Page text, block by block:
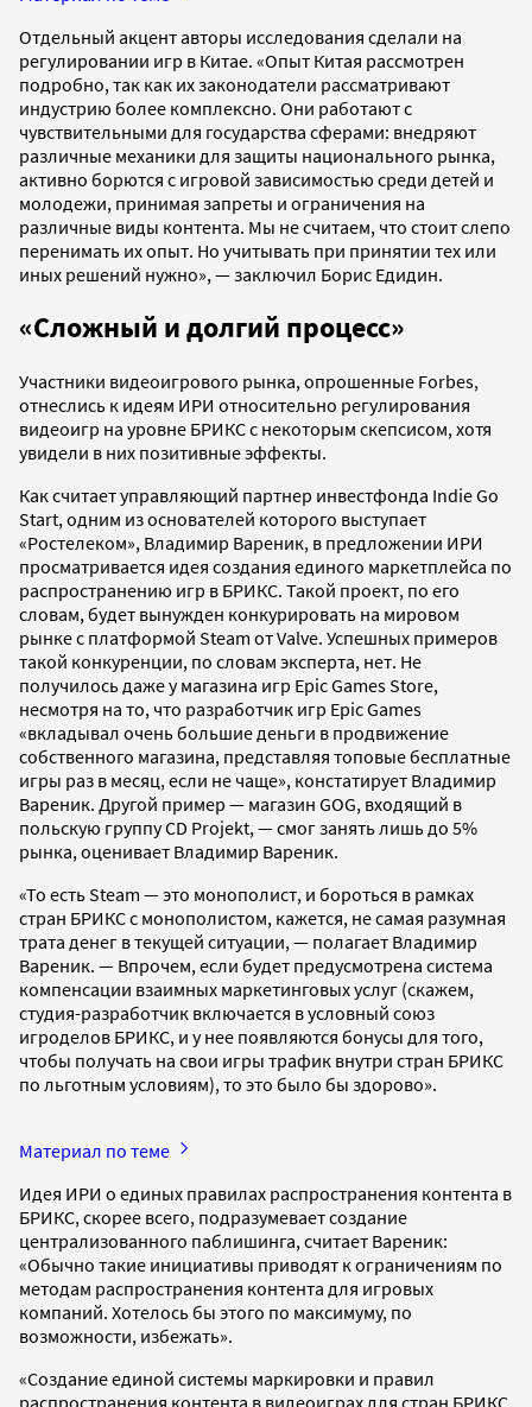
Отдельный акцент авторы исследования сделали на
регулировании игр в Китае. «Опыт Китая рассмотрен
подробно, так как их законодатели рассматривают
индустрию более комплексно. Они работают с
чувствительными для государства сферами: внедряют
различные механики для защиты национального рынка,
активно борются с игровой зависимостью среди детей и
молодежи, принимая запреты и ограничения на
различные виды контента. Мы не считаем, что стоит слепо
перенимать их опыт. Но учитывать при принятии тех или
иных решений нужно», — заключил Борис Едидин.
«Сложный и долгий процесс»
Участники видеоигрового рынка, опрошенные Forbes,
отнеслись к идеям ИРИ относительно регулирования
видеоигр на уровне БРИКС с некоторым скепсисом, хотя
увидели в них позитивные эффекты.
Как считает управляющий партнер инвестфонда Indie Go
Start, одним из основателей которого выступает
«Ростелеком», Владимир Вареник, в предложении ИРИ
просматривается идея создания единого маркетплейса по
распространению игр в БРИКС. Такой проект, по его
словам, будет вынужден конкурировать на мировом
рынке с платформой Steam от Valve. Успешных примеров
такой конкуренции, по словам эксперта, нет. Не
получилось даже у магазина игр Epic Games Store,
несмотря на то, что разработчик игр Epic Games
«вкладывал очень большие деньги в продвижение
собственного магазина, представляя топовые бесплатные
игры раз в месяц, если не чаще», констатирует Владимир
Вареник. Другой пример — магазин GOG, входящий в
польскую группу CD Projekt, — смог занять лишь до 5%
рынка, оценивает Владимир Вареник.
«То есть Steam — это монополист, и бороться в рамках
стран БРИКС с монополистом, кажется, не самая разумная
трата денег в текущей ситуации, — полагает Владимир
Вареник. — Впрочем, если будет предусмотрена система
компенсации взаимных маркетинговых услуг (скажем,
студия-разработчик включается в условный союз
игроделов БРИКС, и у нее появляются бонусы для того,
чтобы получать на свои игры трафик внутри стран БРИКС
по льготным условиям), то это было бы здорово».
Материал по теме
Идея ИРИ о единых правилах распространения контента в
БРИКС, скорее всего, подразумевает создание
централизованного паблишинга, считает Вареник:
«Обычно такие инициативы приводят к ограничениям по
методам распространения контента для игровых
компаний. Хотелось бы этого по максимуму, по
возможности, избежать».
«Создание единой системы маркировки и правил